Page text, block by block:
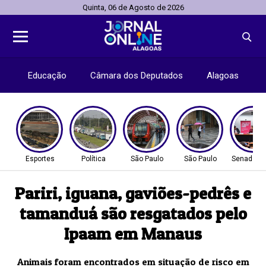
Quinta, 06 de Agosto de 2026
Educação Câmara dos Deputados Alagoas
Esportes Política São Paulo São Paulo Senado
Pariri, iguana, gaviões-pedrês e
tamanduá são resgatados pelo
Ipaam em Manaus
Animais foram encontrados em situação de risco em